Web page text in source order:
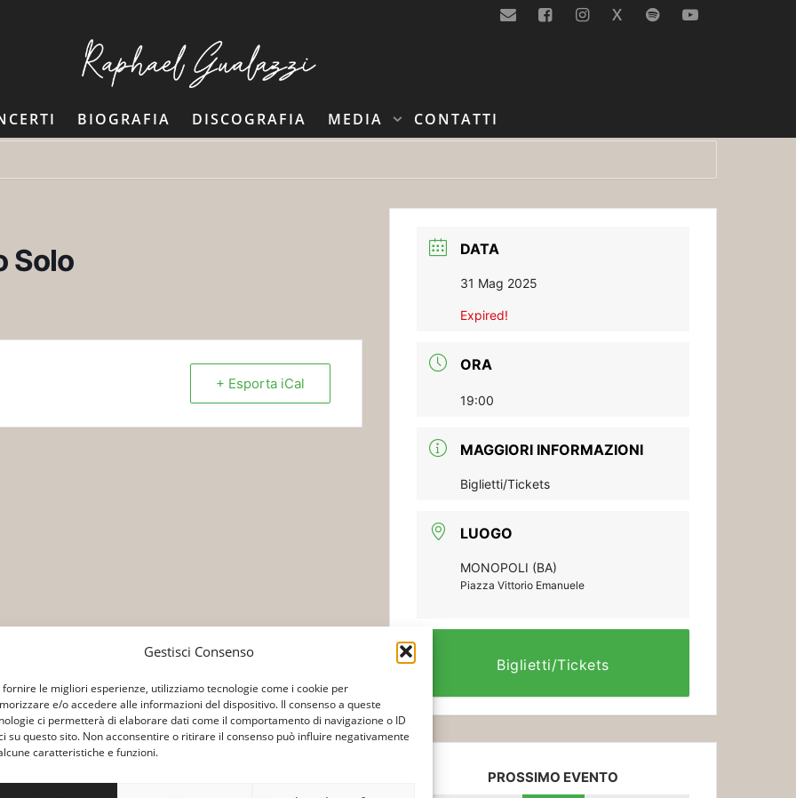
Gestisci Consenso
fornire le migliori esperienze, utilizziamo tecnologie come i cookie per
e/o accedere alle informazioni del dispositivo. Il consenso a queste
ci permetterà di elaborare dati come il comportamento di navigazione o ID
su questo sito. Non acconsentire o ritirare il consenso può influire negativamente
caratteristiche e funzioni.
X
BIOGRAFIA DISCOGRAFIA MEDIA CONTATTI
Solo
+ Esporta iCal
DATA
31 Mag 2025
Expired!
ORA
19:00
MAGGIORI INFORMAZIONI
Biglietti/Tickets
LUOGO
MONOPOLI (BA)
Piazza Vittorio Emanuele
Biglietti/Tickets
PROSSIMO EVENTO